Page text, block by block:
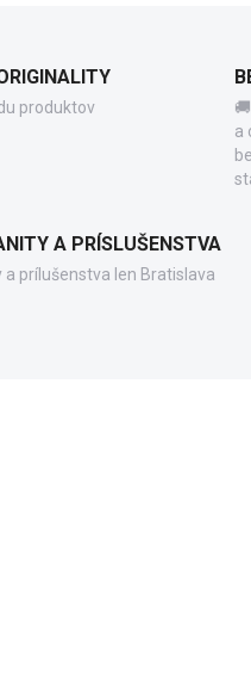
produktov
a
A PRÍSLUŠENSTVA
prílušenstva len Bratislava